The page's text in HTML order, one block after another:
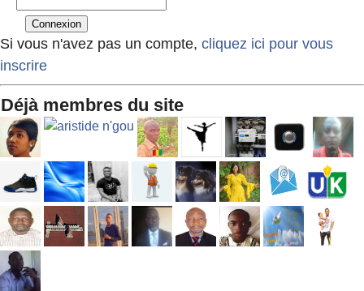
Si vous n'avez pas un compte, cliquez ici pour vous
inscrire
Déjà membres du site